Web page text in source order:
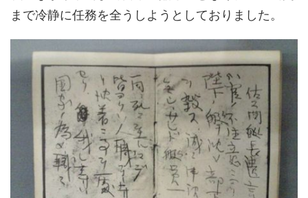
まで冷静に任務を全うしようとしておりました。